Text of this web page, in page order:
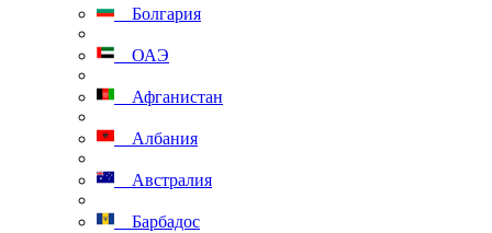
Болгария
ОАЭ
Афганистан
Албания
Австралия
Барбадос